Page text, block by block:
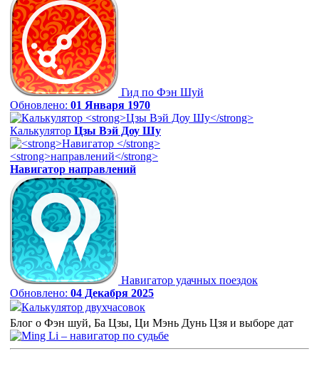
Гид по Фэн Шуй
Обновлено: 01 Января 1970
Калькулятор Цзы Вэй Доу Шу
Навигатор направлений
Навигатор удачных поездок
Обновлено: 04 Декабря 2025
Калькулятор двухчасовок
Блог о Фэн шуй, Ба Цзы, Ци Мэнь Дунь Цзя и выборе дат